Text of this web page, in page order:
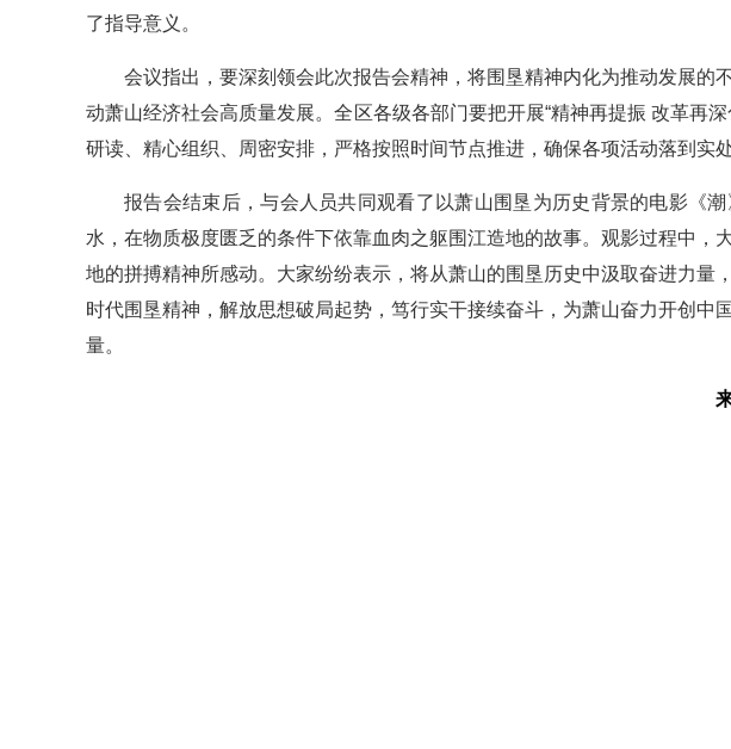
了指导意义。
会议指出，要深刻领会此次报告会精神，将围垦精神内化为推动发展的
动萧山经济社会高质量发展。全区各级各部门要把开展“精神再提振 改革再
研读、精心组织、周密安排，严格按照时间节点推进，确保各项活动落到实
报告会结束后，与会人员共同观看了以萧山围垦为历史背景的电影《
水，在物质极度匮乏的条件下依靠血肉之躯围江造地的故事。观影过程中，
地的拼搏精神所感动。大家纷纷表示，将从萧山的围垦历史中汲取奋进力量
时代围垦精神，解放思想破局起势，笃行实干接续奋斗，为萧山奋力开创中
量。